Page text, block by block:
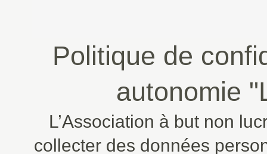
Politique de
autonomie
L’Association à but non
collecter des données